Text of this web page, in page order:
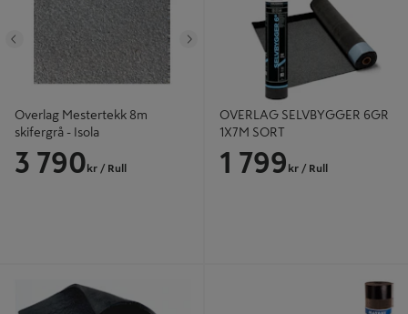
Tidligere
Overlag Mestertekk 8m
skifergrå - Isola
3 790 kr / Rull
OVERLAG SELVBYGGER 6GR
1X7M SORT
1 799 kr / Rull